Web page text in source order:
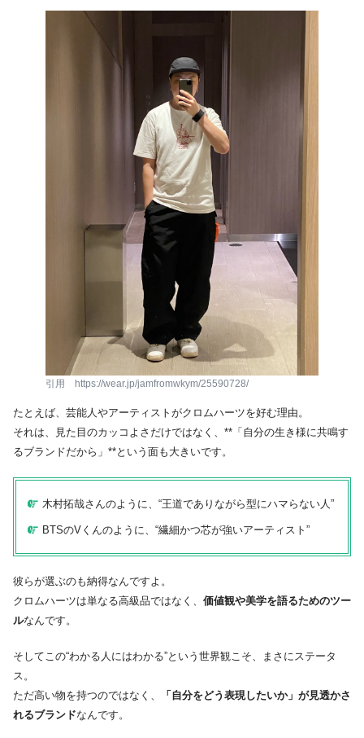
引用 https://wear.jp/jamfromwkym/25590728/
たとえば、芸能人やアーティストがクロムハーツを好む理由。
それは、見た目のカッコよさだけではなく、**「自分の生き様に共鳴す
るブランドだから」**という面も大きいです。
木村拓哉さんのように、“王道でありながら型にハマらない人”
BTSのVくんのように、“繊細かつ芯が強いアーティスト”
彼らが選ぶのも納得なんですよ。
クロムハーツは単なる高級品ではなく、 価値観や美学を語るためのツー
ルなんです。
そしてこの“わかる人にはわかる”という世界観こそ、まさにステータ
ス。
ただ高い物を持つのではなく、
「自分をどう表現したいか」が見透かさ
れるブランドなんです。